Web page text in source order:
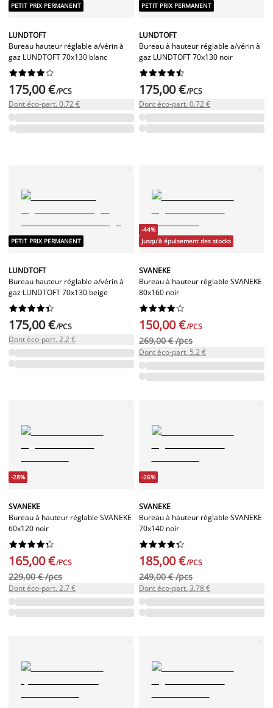
PETIT PRIX PERMANENT
LUNDTOFT
Bureau hauteur réglable a/vérin à
gaz LUNDTOFT 70x130 blanc






175,00 €/PCS
Dont éco-part. 0.72 €
PETIT PRIX PERMANENT
LUNDTOFT
Bureau à hauteur réglable a/vérin à
gaz LUNDTOFT 70x130 noir






175,00 €/PCS
Dont éco-part. 0.72 €
PETIT PRIX PERMANENT
LUNDTOFT
Bureau hauteur réglable a/vérin à
gaz LUNDTOFT 70x130 beige






175,00 €/PCS
Dont éco-part. 2.2 €
-44%
Jusqu'à épuisement des stocks
SVANEKE
Bureau à hauteur réglable SVANEKE
80x160 noir






150,00 €/PCS
269,00 € /pcs
Dont éco-part. 5.2 €
-28%
SVANEKE
Bureau à hauteur réglable SVANEKE
60x120 noir






165,00 €/PCS
229,00 € /pcs
Dont éco-part. 2.7 €
-26%
SVANEKE
Bureau à hauteur réglable SVANEKE
70x140 noir






185,00 €/PCS
249,00 € /pcs
Dont éco-part. 3.78 €